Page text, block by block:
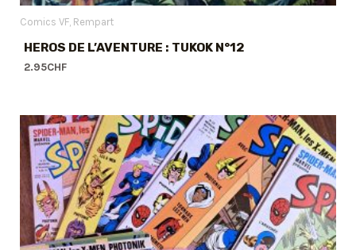
Comics VF Rempart
HEROS DE L’AVENTURE : TUKOK N°12
2.95CHF